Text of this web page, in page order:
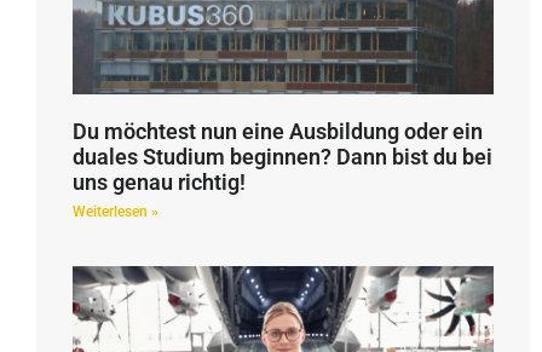
Du möchtest nun eine Ausbildung oder ein
duales Studium beginnen? Dann bist du bei
uns genau richtig!
Weiterlesen »